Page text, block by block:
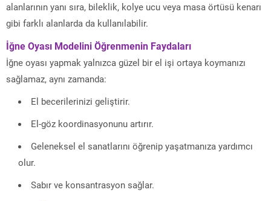
alanlarının yanı sıra, bileklik, kolye ucu veya masa örtüsü kenarı
gibi farklı alanlarda da kullanılabilir.
İğne Oyası Modelini Öğrenmenin Faydaları
İğne oyası yapmak yalnızca güzel bir el işi ortaya koymanızı
sağlamaz, aynı zamanda:
El becerilerinizi geliştirir.
El-göz koordinasyonunu artırır.
Geleneksel el sanatlarını öğrenip yaşatmanıza yardımcı
olur.
Sabır ve konsantrasyon sağlar.